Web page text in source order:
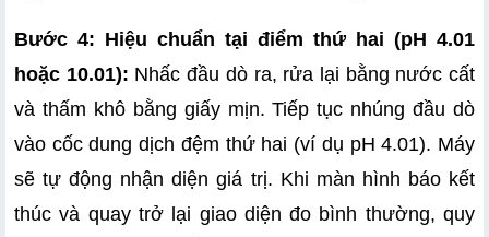
Bước 4: Hiệu chuẩn tại điểm thứ hai (pH 4.01
hoặc 10.01): Nhấc đầu dò ra, rửa lại bằng nước cất
và thấm khô bằng giấy mịn. Tiếp tục nhúng đầu dò
vào cốc dung dịch đệm thứ hai (ví dụ pH 4.01). Máy
sẽ tự động nhận diện giá trị. Khi màn hình báo kết
thúc và quay trở lại giao diện đo bình thường, quy